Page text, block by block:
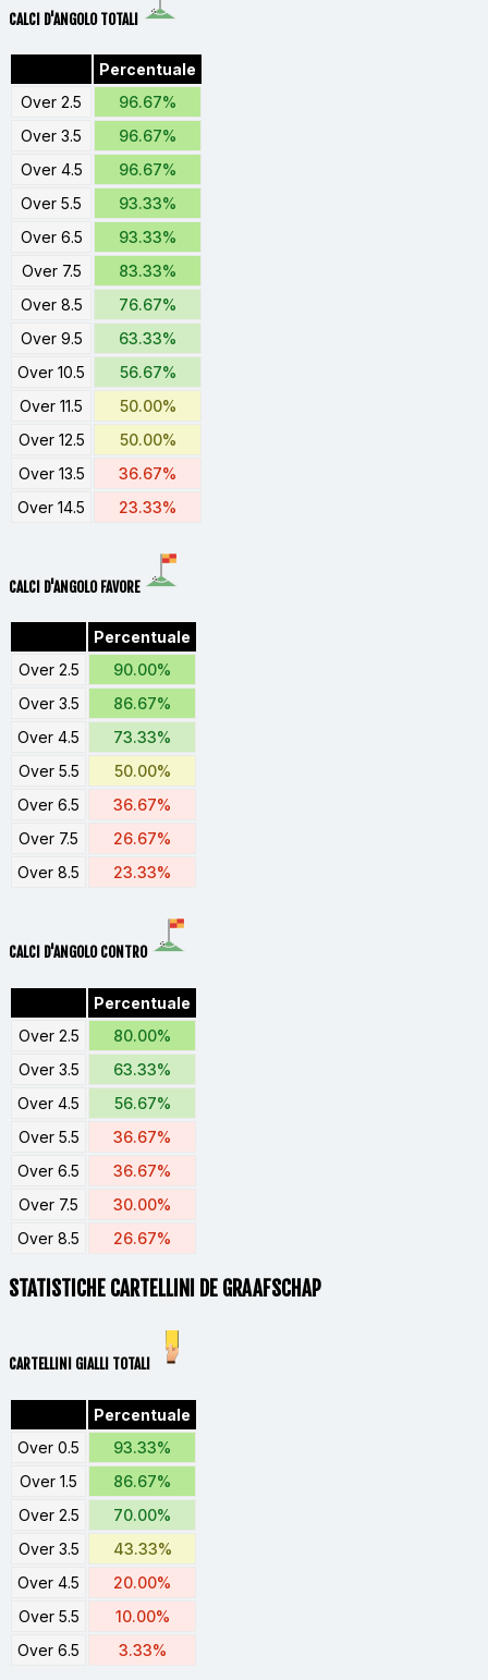
CALCI D'ANGOLO TOTALI
Percentuale
Over 2.5
96.67%
Over 3.5
96.67%
Over 4.5
96.67%
Over 5.5
93.33%
Over 6.5
93.33%
Over 7.5
83.33%
Over 8.5
76.67%
Over 9.5
63.33%
Over 10.5
56.67%
Over 11.5
50.00%
Over 12.5
50.00%
Over 13.5
36.67%
Over 14.5
23.33%
CALCI D'ANGOLO FAVORE
Percentuale
Over 2.5
90.00%
Over 3.5
86.67%
Over 4.5
73.33%
Over 5.5
50.00%
Over 6.5
36.67%
Over 7.5
26.67%
Over 8.5
23.33%
CALCI D'ANGOLO CONTRO
Percentuale
Over 2.5
80.00%
Over 3.5
63.33%
Over 4.5
56.67%
Over 5.5
36.67%
Over 6.5
36.67%
Over 7.5
30.00%
Over 8.5
26.67%
STATISTICHE CARTELLINI DE GRAAFSCHAP
CARTELLINI GIALLI TOTALI
Percentuale
Over 0.5
93.33%
Over 1.5
86.67%
Over 2.5
70.00%
Over 3.5
43.33%
Over 4.5
20.00%
Over 5.5
10.00%
Over 6.5
3.33%